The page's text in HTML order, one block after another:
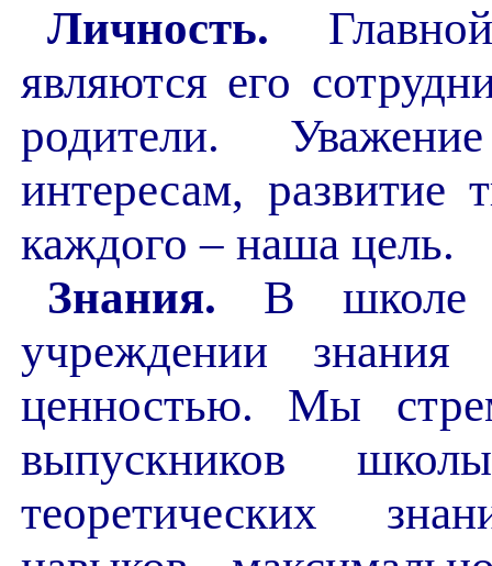
Личность.
являются его
родители.
интересам, развитие
каждого – наша цель.
Знания. В школе
учреждении знания
ценностью. Мы
выпускников
теоретических